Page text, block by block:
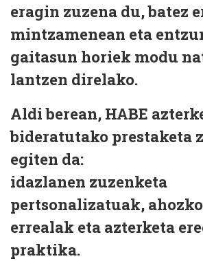
eragin zuzena du, batez
mintzamenean eta
gaitasun horiek modu
lantzen direlako.
Aldi berean, HABE
bideratutako prestaketa
egiten da:
idazlanen zuzenketa
pertsonalizatuak,
errealak eta azterketa
praktika.